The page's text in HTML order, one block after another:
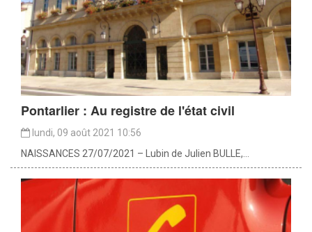
Pontarlier : Au registre de l'état civil
lundi, 09 août 2021 10:56
NAISSANCES 27/07/2021 – Lubin de Julien BULLE,...